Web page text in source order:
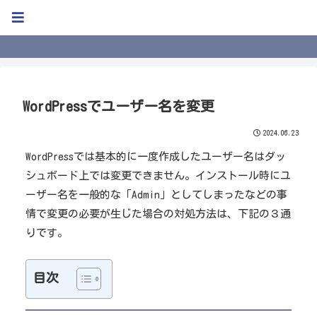
WordPressでユーザー名を変更
2024.06.23
WordPressでは基本的に一度作成したユーザー名はダッ
シュボード上では変更できません。インストール時にユ
ーザー名を一般的な「Admin」としてしまったなどの事
情で変更の必要が生じた場合の対処方法は、下記の３通
りです。
目次